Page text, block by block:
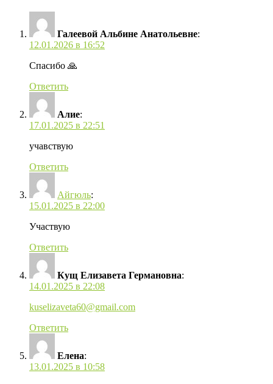
Галеевой Альбине Анатольевне:
12.01.2026 в 16:52
Спасибо 🙏
Ответить
Алие:
17.01.2025 в 22:51
учавствую
Ответить
Айгюль:
15.01.2025 в 22:00
Участвую
Ответить
Кущ Елизавета Германовна:
14.01.2025 в 22:08
kuselizaveta60@gmail.com
Ответить
Елена:
13.01.2025 в 10:58